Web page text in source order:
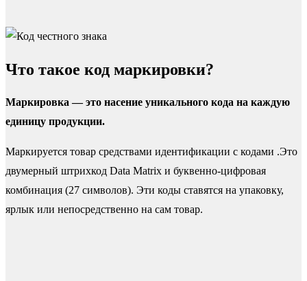
Что такое код маркировки?
Маркировка — это насение уникального кода на каждую
единицу продукции.
Маркируется товар средствами идентификации с кодами .Это
двумерный штрихкод Data Matrix и буквенно-цифровая
комбинация (27 символов). Эти коды ставятся на упаковку,
ярлык или непосредственно на сам товар.